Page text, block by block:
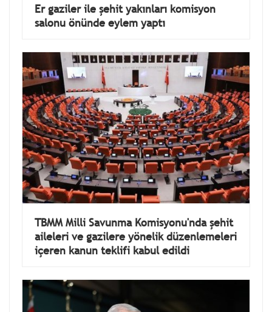
Er gaziler ile şehit yakınları komisyon
salonu önünde eylem yaptı
TBMM Milli Savunma Komisyonu'nda şehit
aileleri ve gazilere yönelik düzenlemeleri
içeren kanun teklifi kabul edildi